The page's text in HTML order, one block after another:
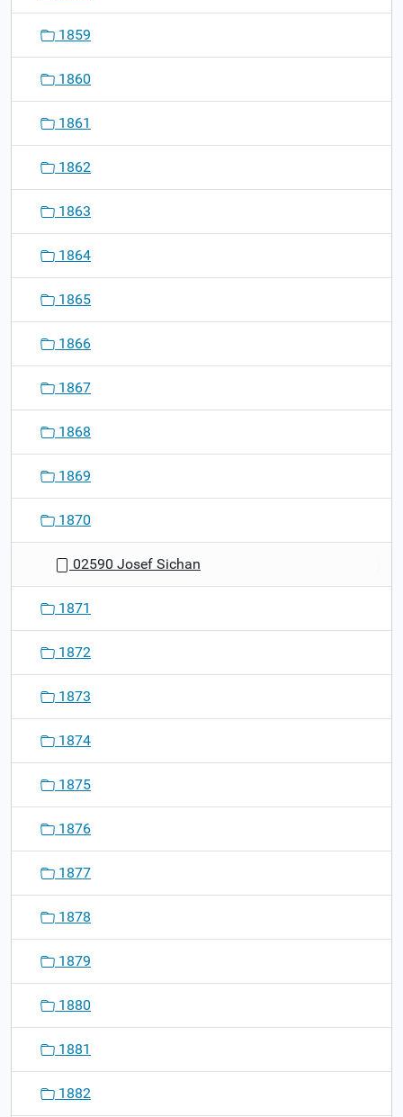
1859
1860
1861
1862
1863
1864
1865
1866
1867
1868
1869
1870
02590 Josef Sichan
1871
1872
1873
1874
1875
1876
1877
1878
1879
1880
1881
1882